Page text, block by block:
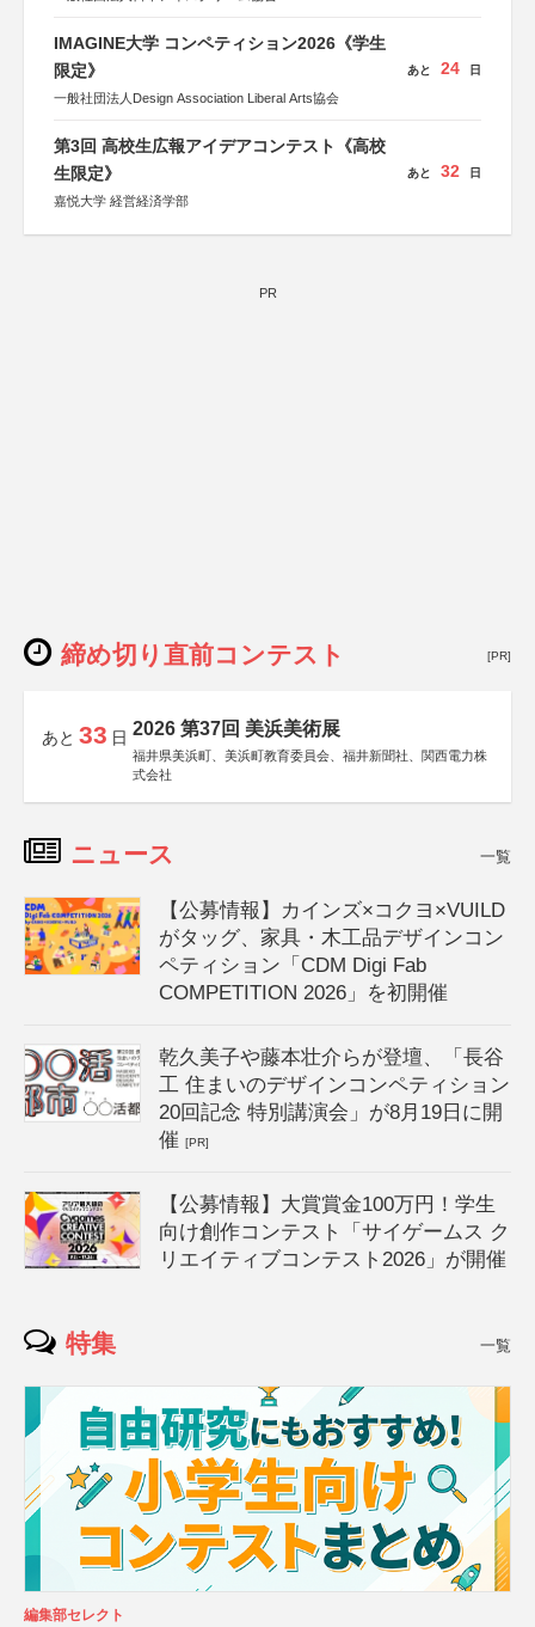
IMAGINE大学 コンペティション2026《学生
限定》
一般社団法人Design Association Liberal Arts協会
あと 24 日
第3回 高校生広報アイデアコンテスト《高校
生限定》
嘉悦大学 経営経済学部
あと 32 日
PR
締め切り直前コンテスト [PR]
あと 33 日 2026 第37回 美浜美術展
福井県美浜町、美浜町教育委員会、福井新聞社、関西電力株
式会社
ニュース 一覧
【公募情報】カインズ×コクヨ×VUILD
がタッグ、家具・木工品デザインコン
ペティション「CDM Digi Fab
COMPETITION 2026」を初開催
乾久美子や藤本壮介らが登壇、「長谷
工 住まいのデザインコンペティション
20回記念 特別講演会」が8月19日に開
催[PR]
【公募情報】大賞賞金100万円！学生
向け創作コンテスト「サイゲームス ク
リエイティブコンテスト2026」が開催
特集 一覧
編集部セレクト